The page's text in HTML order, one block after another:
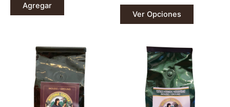
Agregar
Ver Opciones
tiene
múltiples
variantes.